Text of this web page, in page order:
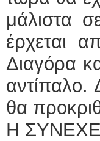
μάλιστα
έρχεται
Διαγόρα
αντίπαλο.
θα
Η